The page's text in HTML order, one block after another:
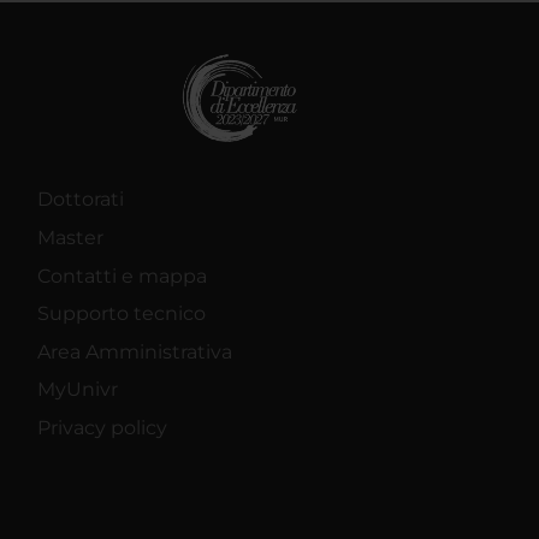
Dottorati
Master
Contatti e mappa
Supporto tecnico
Area Amministrativa
MyUnivr
Privacy policy